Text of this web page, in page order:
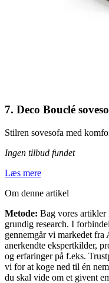
7. Deco Bouclé
Stilren sovesofa med
Ingen tilbud fundet
Læs mere
Om denne artikel
Metode: Bag vores
grundig research. I
gennemgår vi markedet
anerkendte ekspertkilder,
og erfaringer på f.eks.
vi for at koge ned til én
du skal vide om et givent